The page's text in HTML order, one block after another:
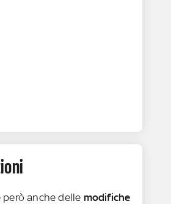
però anche delle modifiche